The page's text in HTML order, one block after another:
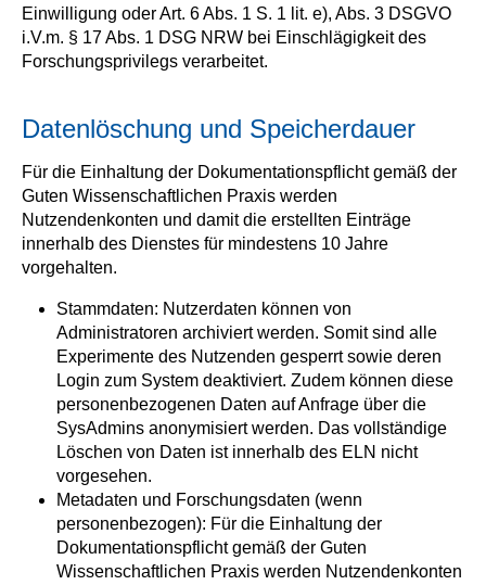
Einwilligung oder Art. 6 Abs. 1 S. 1 lit. e), Abs. 3 DSGVO
i.V.m. § 17 Abs. 1 DSG NRW bei Einschlägigkeit des
Forschungsprivilegs verarbeitet.
Datenlöschung und Speicherdauer
Für die Einhaltung der Dokumentationspflicht gemäß der
Guten Wissenschaftlichen Praxis werden
Nutzendenkonten und damit die erstellten Einträge
innerhalb des Dienstes für mindestens 10 Jahre
vorgehalten.
Stammdaten: Nutzerdaten können von
Administratoren archiviert werden. Somit sind alle
Experimente des Nutzenden gesperrt sowie deren
Login zum System deaktiviert. Zudem können diese
personenbezogenen Daten auf Anfrage über die
SysAdmins anonymisiert werden. Das vollständige
Löschen von Daten ist innerhalb des ELN nicht
vorgesehen.
Metadaten und Forschungsdaten (wenn
personenbezogen): Für die Einhaltung der
Dokumentationspflicht gemäß der Guten
Wissenschaftlichen Praxis werden Nutzendenkonten